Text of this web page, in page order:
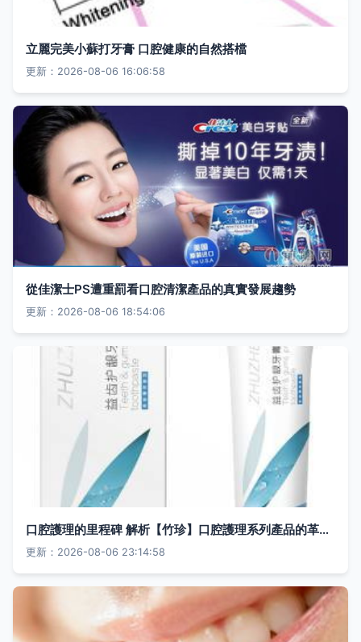
立麗完美小蘇打牙膏 口腔健康的自然搭檔
更新：2026-08-06 16:06:58
從佳潔士PS遭重罰看口腔清潔產品的真實發展趨勢
更新：2026-08-06 18:54:06
口腔護理的里程碑 解析【竹珍】口腔護理系列產品的革新科技
更新：2026-08-06 23:14:58